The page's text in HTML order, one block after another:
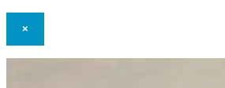
×